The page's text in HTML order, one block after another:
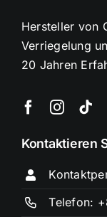
Hersteller von
Verriegelung
20 Jahren
Kontaktieren
Telefon: